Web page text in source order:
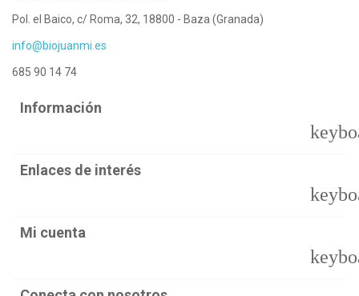
Pol. el Baico, c/ Roma, 32, 18800 - Baza (Granada)
info@biojuanmi.es
685 90 14 74
Información
Enlaces de interés
Mi cuenta